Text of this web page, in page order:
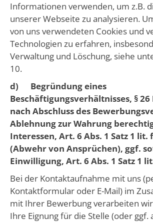
Informationen verwenden, um z.B.
unserer Webseite zu analysieren.
von uns verwendeten Cookies und
Technologien zu erfahren,
Verwaltung und Löschung, siehe
10.
d) Begründung eines
Beschäftigungsverhältnisses, § 26
nach Abschluss des
Ablehnung zur Wahrung
Interessen, Art. 6 Abs. 1 Satz 1 lit.
(Abwehr von Ansprüchen), ggf.
Einwilligung, Art. 6 Abs. 1 Satz 1
Bei der Kontaktaufnahme mit uns
Kontaktformular oder E-Mail) im
mit Ihrer Bewerbung verarbeiten
Ihre Eignung für die Stelle (oder ggf.